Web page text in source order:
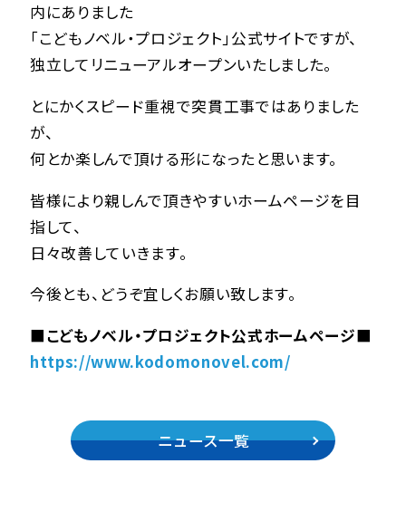
内にありました
「こどもノベル・プロジェクト」公式サイトですが、
独立してリニューアルオープンいたしました。
とにかくスピード重視で突貫工事ではありました
が、
何とか楽しんで頂ける形になったと思います。
皆様により親しんで頂きやすいホームページを目
指して、
日々改善していきます。
今後とも、どうぞ宜しくお願い致します。
■こどもノベル・プロジェクト公式ホームページ■
https://www.kodomonovel.com/
ニュース一覧